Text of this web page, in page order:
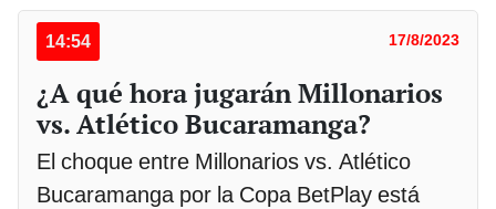
14:54 17/8/2023
¿A qué hora jugarán Millonarios
vs. Atlético Bucaramanga?
El choque entre Millonarios vs. Atlético
Bucaramanga por la Copa BetPlay está